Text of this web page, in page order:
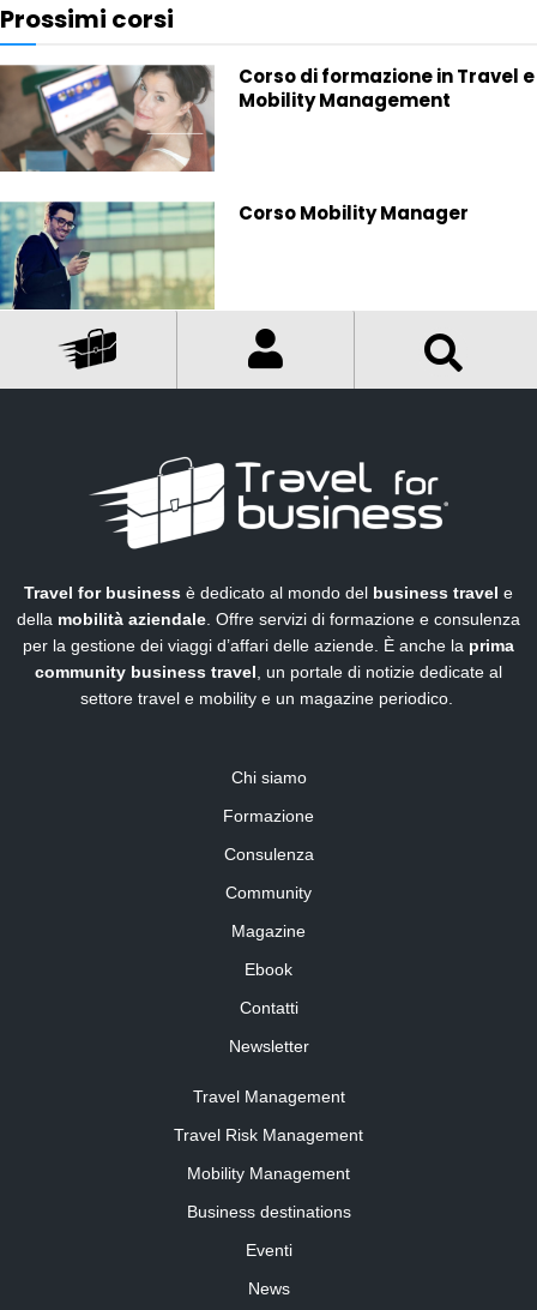
Prossimi corsi
Corso di formazione in Travel e
Mobility Management
Corso Mobility Manager
Travel for business è dedicato al mondo del business travel e
della mobilità aziendale . Offre servizi di formazione e consulenza
per la gestione dei viaggi d’affari delle aziende. È anche la prima
community business travel , un portale di notizie dedicate al
settore travel e mobility e un magazine periodico.
Chi siamo
Formazione
Consulenza
Community
Magazine
Ebook
Contatti
Newsletter
Travel Management
Travel Risk Management
Mobility Management
Business destinations
Eventi
News